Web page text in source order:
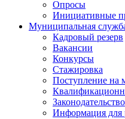
Опросы
Инициативные
Муниципальная
Кадровый резерв
Вакансии
Конкурсы
Стажировка
Поступление на
Законодательство
Информация для